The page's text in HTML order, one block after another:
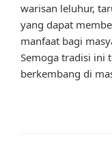
warisan leluhur,
yang dapat
manfaat bagi
Semoga tradisi ini
berkembang di